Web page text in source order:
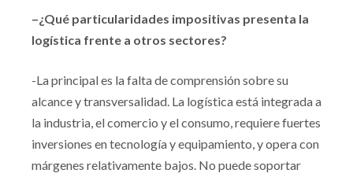
–¿Qué particularidades impositivas presenta la
logística frente a otros sectores?
-La principal es la falta de comprensión sobre su
alcance y transversalidad. La logística está integrada a
la industria, el comercio y el consumo, requiere fuertes
inversiones en tecnología y equipamiento, y opera con
márgenes relativamente bajos. No puede soportar